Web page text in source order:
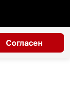
Согласен